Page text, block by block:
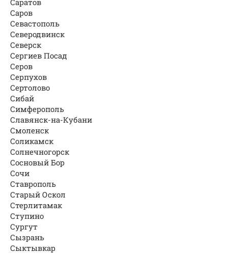
Саратов
Саров
Севастополь
Северодвинск
Северск
Сергиев Посад
Серов
Серпухов
Сертолово
Сибай
Симферополь
Славянск-на-Кубани
Смоленск
Соликамск
Солнечногорск
Сосновый Бор
Сочи
Ставрополь
Старый Оскол
Стерлитамак
Ступино
Сургут
Сызрань
Сыктывкар